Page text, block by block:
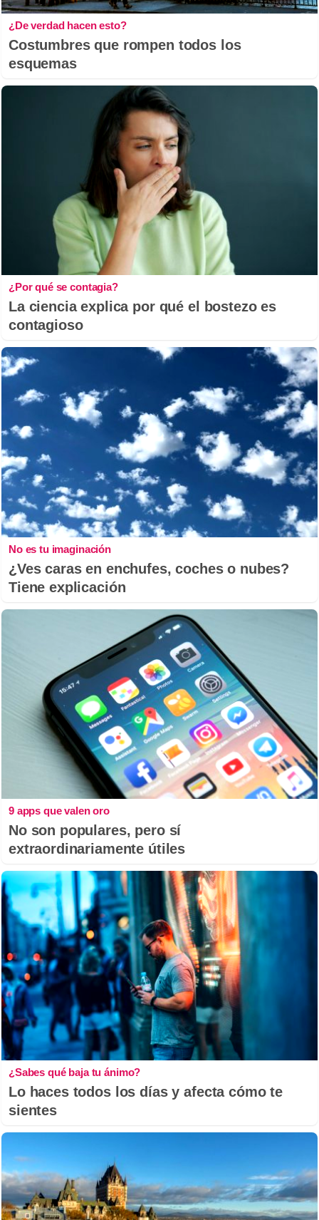
¿De verdad hacen esto?
Costumbres que rompen todos los
esquemas
¿Por qué se contagia?
La ciencia explica por qué el bostezo es
contagioso
No es tu imaginación
¿Ves caras en enchufes, coches o nubes?
Tiene explicación
9 apps que valen oro
No son populares, pero sí
extraordinariamente útiles
¿Sabes qué baja tu ánimo?
Lo haces todos los días y afecta cómo te
sientes